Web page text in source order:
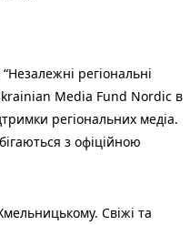
регіональні
Media Fund Nordic в
регіональних медіа.
з офіційною
Свіжі та